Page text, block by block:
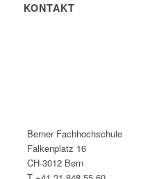
KONTAKT
Berner Fachhochschule
Falkenplatz 16
CH-3012 Bern